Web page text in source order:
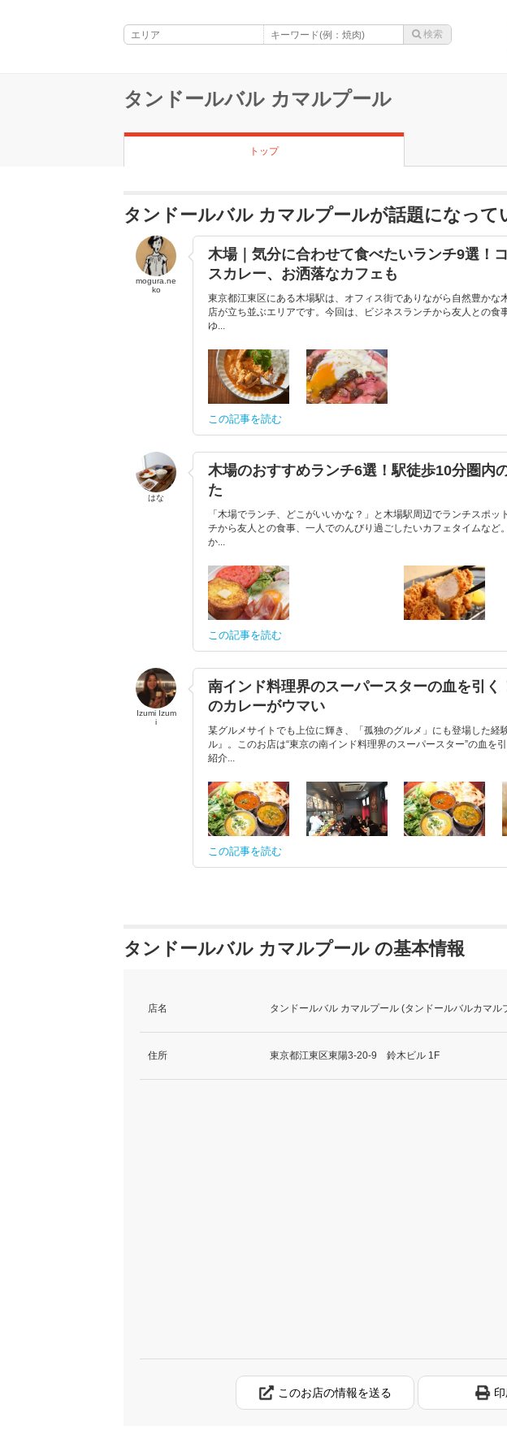
タンドールバル カマルプール
トップ
タンドールバル カマルプールが話題になって
mogura.ne
ko
木場｜気分に合わせて食べたいランチ9選！
スカレー、お洒落なカフェも
東京都江東区にある木場駅は、オフィス街でありながら自然豊かな
店が立ち並ぶエリアです。今回は、ビジネスランチから友人との食
ゆ...
この記事を読む
はな
木場のおすすめランチ6選！駅徒歩10分圏内
た
「木場でランチ、どこがいいかな？」と木場駅周辺でランチスポ
チから友人との食事、一人でのんびり過ごしたいカフェタイムなど
か...
この記事を読む
Izumi Izum
i
南インド料理界のスーパースターの血を引く
のカレーがウマい
某グルメサイトでも上位に輝き、「孤独のグルメ」にも登場した経
ル』。このお店は“東京の南インド料理界のスーパースター”の血を
紹介...
この記事を読む
タンドールバル カマルプール の基本情報
店名 タンドールバル カマルプール (タンドールバルカマル
住所 東京都江東区東陽3-20-9 鈴木ビル 1F
このお店の情報を送る